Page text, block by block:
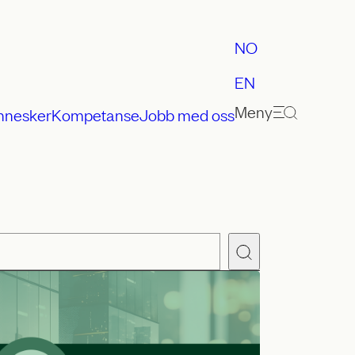
KompetanseJobb med oss
NO
EN
Meny